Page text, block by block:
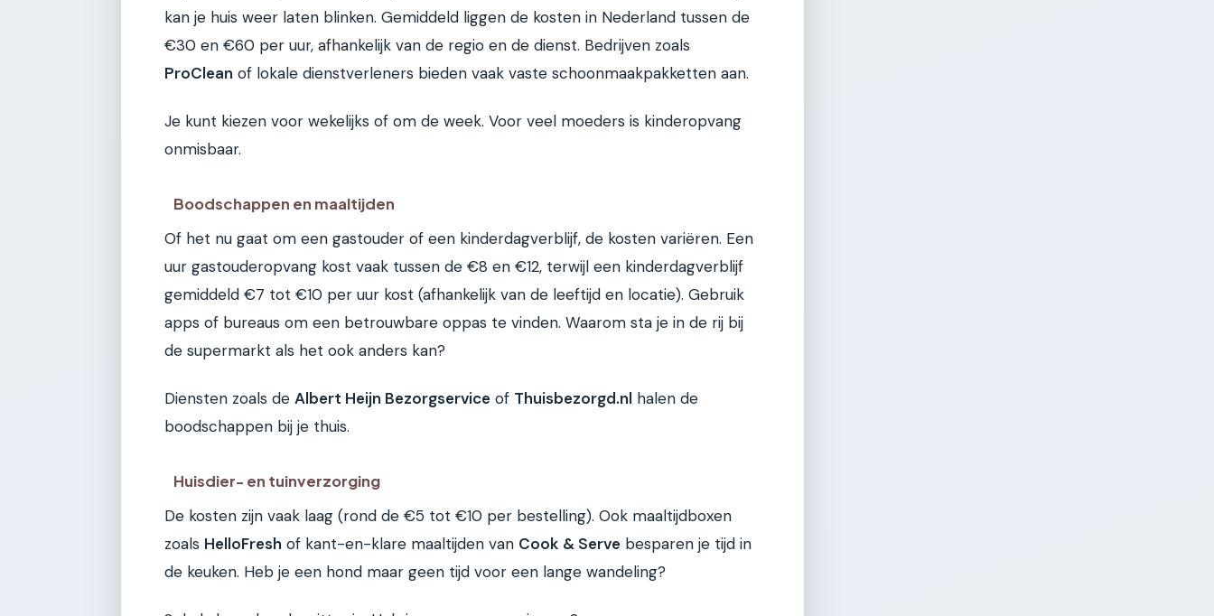
kan je huis weer laten blinken. Gemiddeld liggen de kosten in Nederland tussen de
€30 en €60 per uur, afhankelijk van de regio en de dienst. Bedrijven zoals
ProClean of lokale dienstverleners bieden vaak vaste schoonmaakpakketten aan.
Je kunt kiezen voor wekelijks of om de week. Voor veel moeders is kinderopvang
onmisbaar.
Boodschappen en maaltijden
Of het nu gaat om een gastouder of een kinderdagverblijf, de kosten variëren. Een
uur gastouderopvang kost vaak tussen de €8 en €12, terwijl een kinderdagverblijf
gemiddeld €7 tot €10 per uur kost (afhankelijk van de leeftijd en locatie). Gebruik
apps of bureaus om een betrouwbare oppas te vinden. Waarom sta je in de rij bij
de supermarkt als het ook anders kan?
Diensten zoals de Albert Heijn Bezorgservice of Thuisbezorgd.nl halen de
boodschappen bij je thuis.
Huisdier- en tuinverzorging
De kosten zijn vaak laag (rond de €5 tot €10 per bestelling). Ook maaltijdboxen
zoals HelloFresh of kant-en-klare maaltijden van Cook & Serve besparen je tijd in
de keuken. Heb je een hond maar geen tijd voor een lange wandeling?